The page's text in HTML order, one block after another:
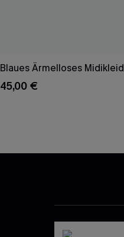
Blaues Ärmelloses Midikleid
45,00 €